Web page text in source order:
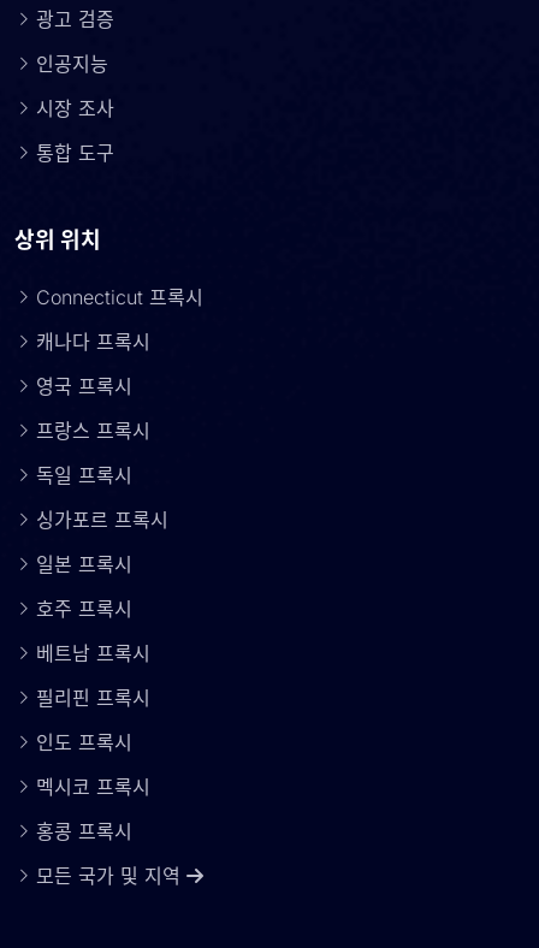
광고 검증
인공지능
시장 조사
통합 도구
상위 위치
Connecticut 프록시
캐나다 프록시
영국 프록시
프랑스 프록시
독일 프록시
싱가포르 프록시
일본 프록시
호주 프록시
베트남 프록시
필리핀 프록시
인도 프록시
멕시코 프록시
홍콩 프록시
모든 국가 및 지역